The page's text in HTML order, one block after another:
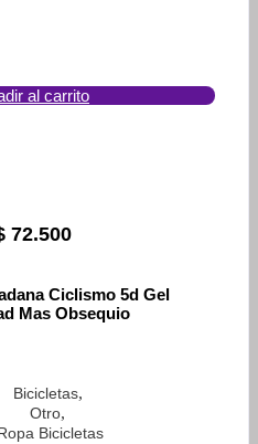
al carrito
72.500
Ciclismo 5d Gel
Mas Obsequio
Bicicletas,
Otro,
Bicicletas